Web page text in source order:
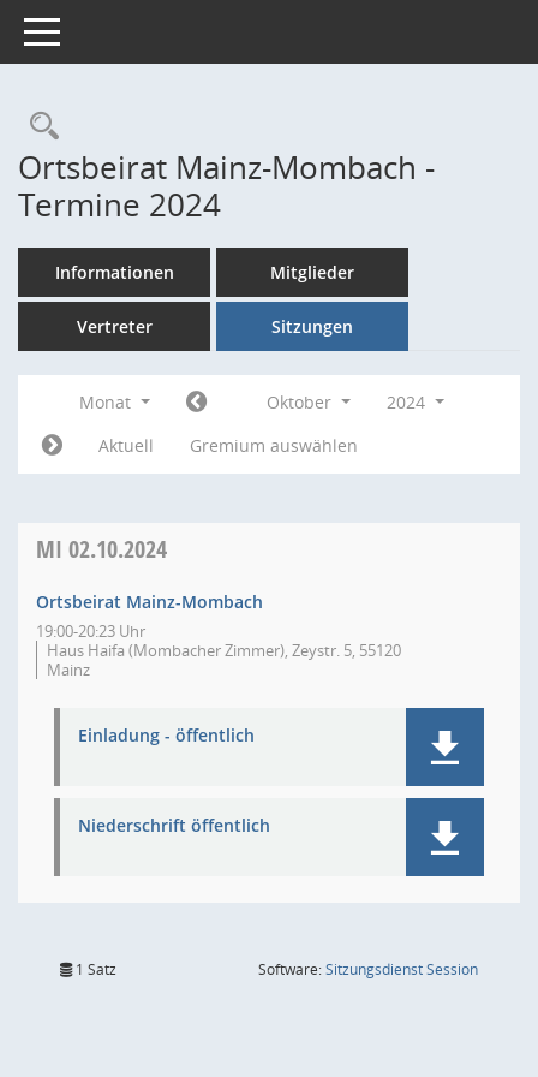
Toggle navigation
Rechercheauswahl
Ortsbeirat Mainz-Mombach -
Termine 2024
Informationen Mitglieder
Vertreter Sitzungen
Monat Oktober
2024
Aktuell
Gremium auswählen
MI 02.10.2024
Ortsbeirat Mainz-Mombach
19:00-20:23 Uhr
Haus Haifa (Mombacher Zimmer), Zeystr. 5, 55120
Mainz
Einladung - öffentlich
Niederschrift öffentlich
1 Satz Software:SitzungsdienstSession(Wird in